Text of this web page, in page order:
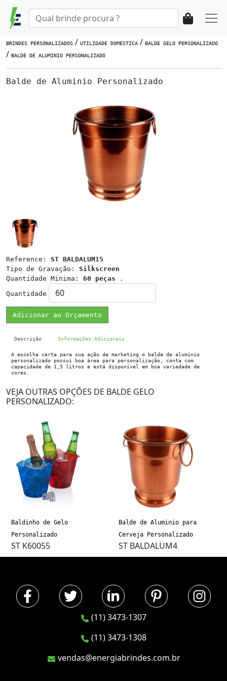
BRINDES PERSONALIZADOS / UTILIDADE DOMÉSTICA / BALDE GELO PERSONALIZADO
/ BALDE DE ALUMINIO PERSONALIZADO
Balde de Aluminio Personalizado
Reference: ST BALDALUM15
Tipo de Gravação: Silkscreen
Quantidade Minima: 60 peças .
Quantidade
Adicionar ao Orçamento
Descrição Informações Adicionais
A escolha certa para sua ação de marketing o balde de alumínio
personalizado possui boa área para personalização, conta com
capacidade de 1,5 litros e está disponível em boa variedade de
cores.
VEJA OUTRAS OPÇÕES DE BALDE GELO
PERSONALIZADO:
Baldinho de Gelo
Personalizado
ST K60055
Balde de Aluminio para
Cerveja Personalizado
ST BALDALUM4
(11) 3473-1307
(11) 3473-1308
vendas@energiabrindes.com.br